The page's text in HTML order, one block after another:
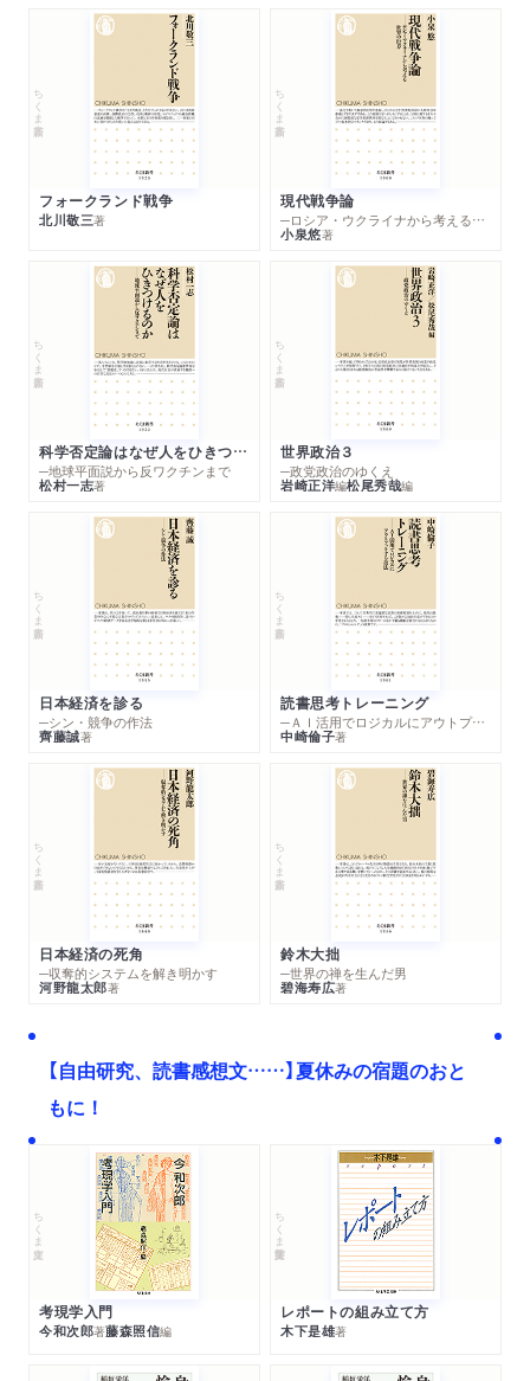
ちくま新書
フォークランド戦争
北川敬三著
ちくま新書
現代戦争論
─ロシア・ウクライナから考える世界の行方
小泉悠著
ちくま新書
科学否定論はなぜ人をひきつけるのか
─地球平面説から反ワクチンまで
松村一志著
ちくま新書
世界政治３
─政党政治のゆくえ
岩崎正洋編松尾秀哉編
ちくま新書
日本経済を診る
─シン・競争の作法
齊藤誠著
ちくま新書
読書思考トレーニング
─ＡＩ活用でロジカルにアウトプットする技法
中崎倫子著
ちくま新書
日本経済の死角
─収奪的システムを解き明かす
河野龍太郎著
ちくま新書
鈴木大拙
─世界の禅を生んだ男
碧海寿広著
【自由研究、読書感想文……】夏休みの宿題のおと
もに！
ちくま文庫
考現学入門
今和次郎著藤森照信編
ちくま学芸文庫
レポートの組み立て方
木下是雄著